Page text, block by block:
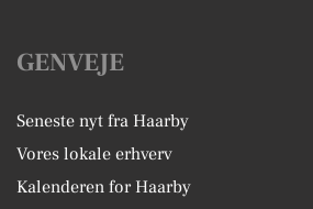
GENVEJE
Seneste nyt fra Haarby
Vores lokale erhverv
Kalenderen for Haarby